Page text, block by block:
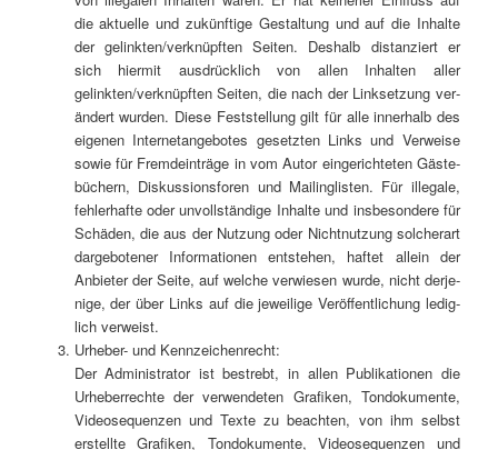
die aktu­el­le und zukünf­ti­ge Gestal­tung und auf die Inhal­te
der gelinkten/verknüpften Sei­ten. Des­halb distan­ziert er
sich hier­mit aus­drück­lich von allen Inhal­ten aller
gelinkten/verknüpften Sei­ten, die nach der Link­set­zung ver­
än­dert wur­den. Die­se Fest­stel­lung gilt für alle inner­halb des
eige­nen Inter­net­an­ge­bo­tes gesetz­ten Links und Ver­wei­se
sowie für Fremd­ein­trä­ge in vom Autor ein­ge­rich­te­ten Gäs­te­
bü­chern, Dis­kus­si­ons­fo­ren und Mai­ling­lis­ten. Für ille­ga­le,
feh­ler­haf­te oder unvoll­stän­di­ge Inhal­te und ins­be­son­de­re für
Schä­den, die aus der Nut­zung oder Nicht­nut­zung sol­cher­art
dar­ge­bo­te­ner Infor­ma­tio­nen ent­ste­hen, haf­tet allein der
Anbie­ter der Sei­te, auf wel­che ver­wie­sen wur­de, nicht der­je­
ni­ge, der über Links auf die jewei­li­ge Ver­öf­fent­li­chung ledig­
lich verweist.
Urhe­ber- und Kennzeichenrecht:
Der Admi­nis­tra­tor ist bestrebt, in allen Publi­ka­tio­nen die
Urhe­ber­rech­te der ver­wen­de­ten Gra­fi­ken, Ton­do­ku­men­te,
Video­se­quen­zen und Tex­te zu beach­ten, von ihm selbst
erstell­te Gra­fi­ken, Ton­do­ku­men­te, Video­se­quen­zen und